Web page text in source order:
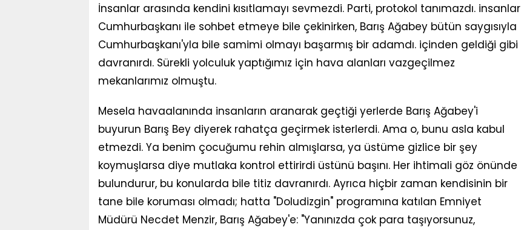
İnsanlar arasında kendini kısıtlamayı sevmezdi. Parti, protokol tanımazdı. insanlar
Cumhurbaşkanı ile sohbet etmeye bile çekinirken, Barış Ağabey bütün saygısıyla
Cumhurbaşkanı'yla bile samimi olmayı başarmış bir adamdı. içinden geldiği gibi
davranırdı. Sürekli yolculuk yaptığımız için hava alanları vazgeçilmez
mekanlarımız olmuştu.
Mesela havaalanında insanların aranarak geçtiği yerlerde Barış Ağabey'i
buyurun Barış Bey diyerek rahatça geçirmek isterlerdi. Ama o, bunu asla kabul
etmezdi. Ya benim çocuğumu rehin almışlarsa, ya üstüme gizlice bir şey
koymuşlarsa diye mutlaka kontrol ettirirdi üstünü başını. Her ihtimali göz önünde
bulundurur, bu konularda bile titiz davranırdı. Ayrıca hiçbir zaman kendisinin bir
tane bile koruması olmadı; hatta "Doludizgin" programına katılan Emniyet
Müdürü Necdet Menzir, Barış Ağabey'e: "Yanınızda çok para taşıyorsunuz,